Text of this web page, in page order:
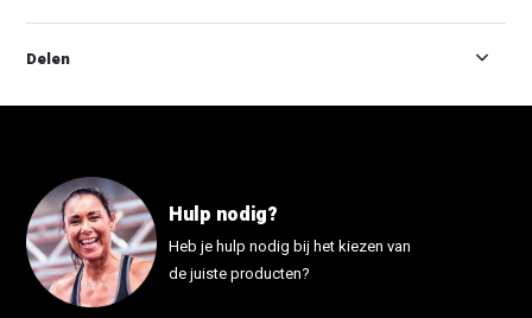
Delen
Hulp nodig?
Heb je hulp nodig bij het kiezen van
de juiste producten?